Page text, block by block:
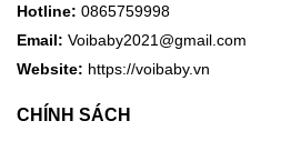
Hotline: 0865759998
Email: Voibaby2021@gmail.com
Website: https://voibaby.vn
CHÍNH SÁCH